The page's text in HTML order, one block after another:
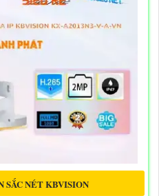
SẮC NÉT KBVISION